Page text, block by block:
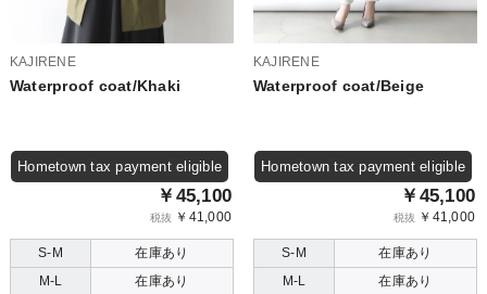
KAJIRENE
Waterproof coat/Khaki
Hometown tax payment eligible
￥45,100
税抜 ￥41,000
S-M
在庫あり
M-L
在庫あり
KAJIRENE
Waterproof coat/Beige
Hometown tax payment eligible
￥45,100
税抜 ￥41,000
S-M
在庫あり
M-L
在庫あり